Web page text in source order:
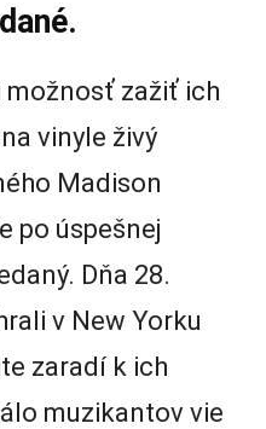
možnosť zažiť ich
vinyle živý
Madison
po úspešnej
Dňa 28.
v New Yorku
zaradí k ich
muzikantov vie